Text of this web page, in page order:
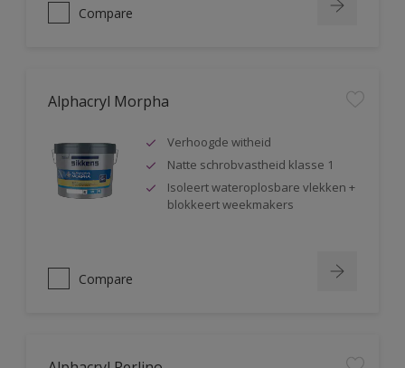
Compare
Alphacryl Morpha
Verhoogde witheid
Natte schrobvastheid klasse 1
Isoleert wateroplosbare vlekken +
blokkeert weekmakers
Compare